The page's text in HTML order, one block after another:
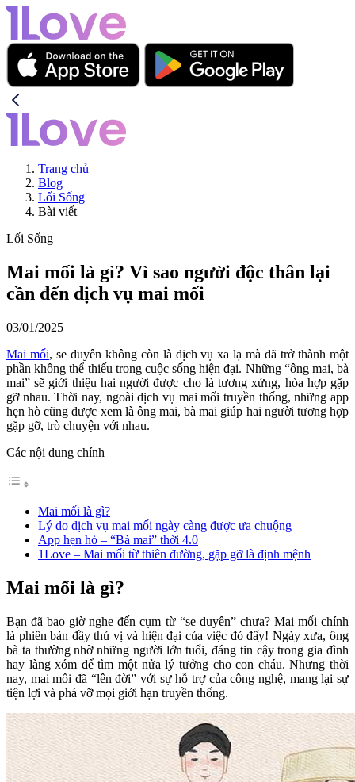
Trang chủ
Blog
Lối Sống
Bài viết
Lối Sống
Mai mối là gì? Vì sao người độc thân lại
cần đến dịch vụ mai mối
03/01/2025
Mai mối, se duyên không còn là dịch vụ xa lạ mà đã trở thành một
phần không thể thiếu trong cuộc sống hiện đại. Những “ông mai, bà
mai” sẽ giới thiệu hai người được cho là tương xứng, hòa hợp gặp
gỡ nhau. Thời nay, ngoài dịch vụ mai mối truyền thống, những app
hẹn hò cũng được xem là ông mai, bà mai giúp hai người tương hợp
gặp gỡ, trò chuyện với nhau.
Các nội dung chính
Mai mối là gì?
Lý do dịch vụ mai mối ngày càng được ưa chuộng
App hẹn hò – “Bà mai” thời 4.0
1Love – Mai mối từ thiên đường, gặp gỡ là định mệnh
Mai mối là gì?
Bạn đã bao giờ nghe đến cụm từ “se duyên” chưa? Mai mối chính
là phiên bản đầy thú vị và hiện đại của việc đó đấy! Ngày xưa, ông
bà ta thường nhờ những người lớn tuổi, đáng tin cậy trong gia đình
hay làng xóm để tìm một nửa lý tưởng cho con cháu. Nhưng thời
nay, mai mối đã “lên đời” với sự hỗ trợ của công nghệ, mang lại sự
tiện lợi và phá vỡ mọi giới hạn truyền thống.